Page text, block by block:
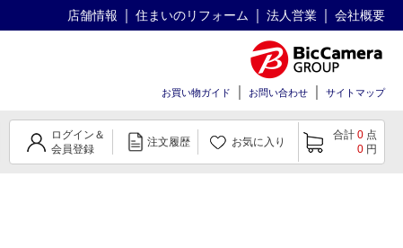
店舗情報 住まいのリフォーム 法人営業 会社概要
お買い物ガイド
お問い合わせ サイトマップ
ログイン＆
会員登録
注文履歴 お気に入り
合計 0 点
0 円